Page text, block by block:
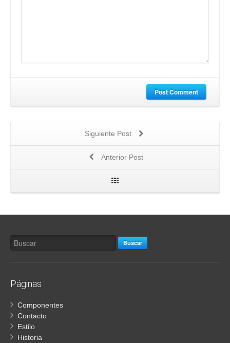
Post Comment
Siguiente Post
Anterior Post
Buscar
Páginas
Componentes
Contacto
Estilo
Historia